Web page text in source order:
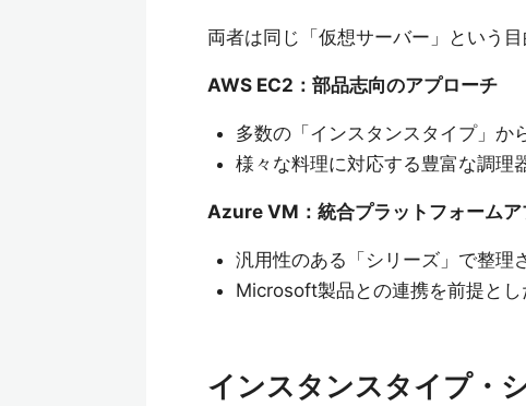
両者は同じ「仮想サーバー」という
AWS EC2：部品志向のアプローチ
多数の「インスタンスタイプ」か
様々な料理に対応する豊富な調理
Azure VM：統合プラットフォームア
汎用性のある「シリーズ」で整理
Microsoft製品との連携を前提とし
インスタンスタイプ・